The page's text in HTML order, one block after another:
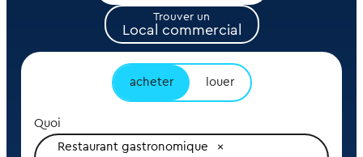
Trouver un
Local commercial
acheter louer
Quoi
Restaurant gastronomique